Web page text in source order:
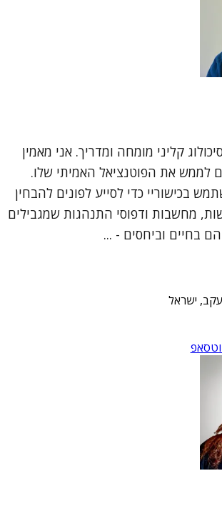
קליני מומחה ומדריך. אני מאמין
לממש את הפוטנציאל האמיתי שלו.
בכישוריי כדי לסייע לפונים להבחין
מחשבות ודפוסי התנהגות שמגבילים
בחיים וביחסים - ...